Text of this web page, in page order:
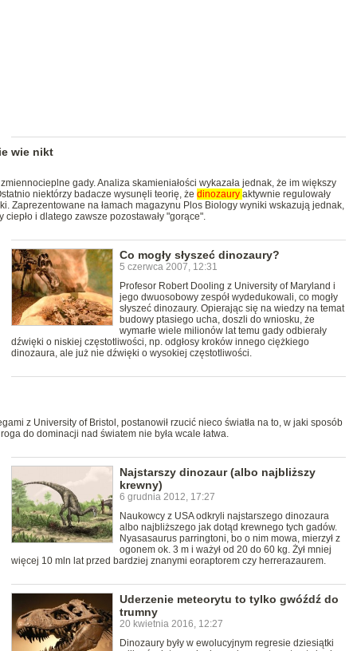
wie nikt
gady. Analiza skamieniałości wykazała jednak, że im większy
niektórzy badacze wysunęli teorię, że dinozaury aktywnie regulowały
Zaprezentowane na łamach magazynu Plos Biology wyniki wskazują jednak,
ciepło i dlatego zawsze pozostawały "gorące".
Co mogły słyszeć dinozaury?
5 czerwca 2007, 12:31
Profesor Robert Dooling z University of Maryland i
jego dwuosobowy zespół wydedukowali, co mogły
słyszeć dinozaury. Opierając się na wiedzy na temat
budowy ptasiego ucha, doszli do wniosku, że
wymarłe wiele milionów lat temu gady odbierały
dźwięki o niskiej częstotliwości, np. odgłosy kroków innego ciężkiego
dinozaura, ale już nie dźwięki o wysokiej częstotliwości.
z University of Bristol, postanowił rzucić nieco światła na to, w jaki sposób
do dominacji nad światem nie była wcale łatwa.
Najstarszy dinozaur (albo najbliższy
krewny)
6 grudnia 2012, 17:27
Naukowcy z USA odkryli najstarszego dinozaura
albo najbliższego jak dotąd krewnego tych gadów.
Nyasasaurus parringtoni, bo o nim mowa, mierzył z
ogonem ok. 3 m i ważył od 20 do 60 kg. Żył mniej
więcej 10 mln lat przed bardziej znanymi eoraptorem czy herrerazaurem.
Uderzenie meteorytu to tylko gwóźdź do
trumny
20 kwietnia 2016, 12:27
Dinozaury były w ewolucyjnym regresie dziesiątki